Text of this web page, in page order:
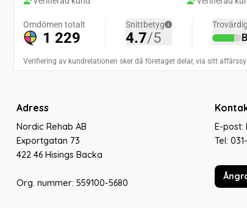
Adress
Nordic Rehab AB
Exportgatan 73
422 46 Hisings Backa
Org. nummer: 559100-5680
E-post:
Tel: